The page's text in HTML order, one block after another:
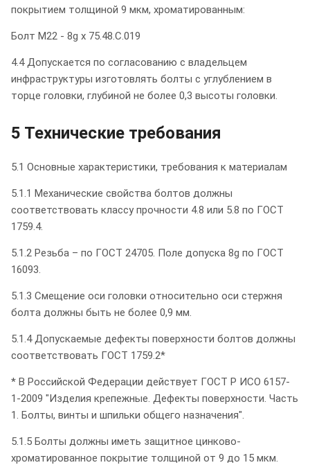
покрытием толщиной 9 мкм, хроматированным:
Болт М22 - 8g x 75.48.С.019
4.4 Допускается по согласованию с владельцем
инфраструктуры изготовлять болты с углублением в
торце головки, глубиной не более 0,3 высоты головки.
5 Технические требования
5.1 Основные характеристики, требования к материалам
5.1.1 Механические свойства болтов должны
соответствовать классу прочности 4.8 или 5.8 по ГОСТ
1759.4.
5.1.2 Резьба – по ГОСТ 24705. Поле допуска 8g по ГОСТ
16093.
5.1.3 Смещение оси головки относительно оси стержня
болта должны быть не более 0,9 мм.
5.1.4 Допускаемые дефекты поверхности болтов должны
соответствовать ГОСТ 1759.2*
* В Российской Федерации действует ГОСТ Р ИСО 6157-
1-2009 "Изделия крепежные. Дефекты поверхности. Часть
1. Болты, винты и шпильки общего назначения".
5.1.5 Болты должны иметь защитное цинково-
хроматированное покрытие толщиной от 9 до 15 мкм.